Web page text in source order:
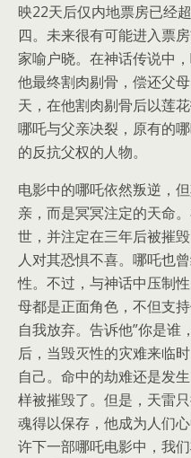
映22天后仅内地票房已经
四。未来很有可能进入票
家喻户晓。在神话传说中
他最终割肉剔骨，偿还父
天，在他割肉剔骨后以莲
哪吒与父亲决裂，原有的
的反抗父权的人物。
电影中的哪吒依然叛逆，
亲，而是冥冥注定的天命
世，并注定在三年后被摧
人对其恐惧不喜。哪吒也
性。不过，与神话中压制
母都是正面角色，不但支
自我放弃。告诉他”你是谁
后，当毁灭性的灾难来临
自己。命中的劫难还是发
样被摧毁了。但是，天雷
魂得以保存，他成为人们
许下一部哪吒电影中，我